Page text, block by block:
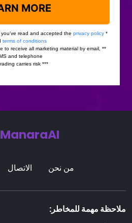
ManaraAI
من نحن الاتصال
ملاحظة مهمة للمخاطر: